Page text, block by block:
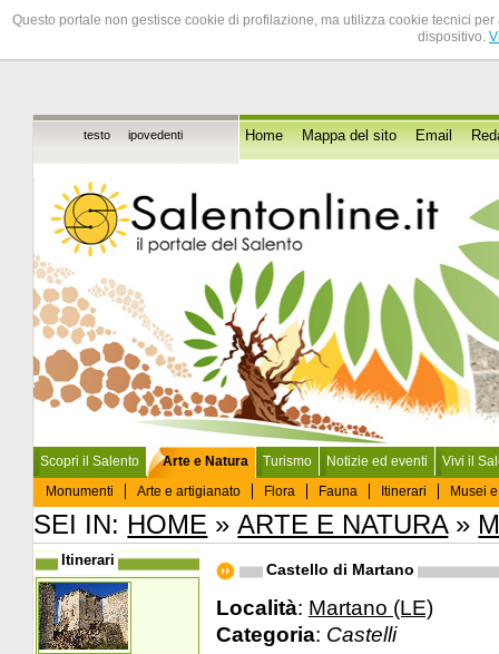
Questo portale non gestisce cookie di profilazione, ma utilizza cookie tecnici
dispositivo.
testo ipovedenti Home Mappa del sito Email
Scopri il Salento
Arte e Natura
Monumenti
Arte e artigianato Flora Fauna Itinerari Musei
Turismo Notizie ed eventi Vivi il
SEI IN: HOME »ARTE E NATURA»
Castello di Martano
Località: Martano (LE)
Categoria: Castelli
Itinerari